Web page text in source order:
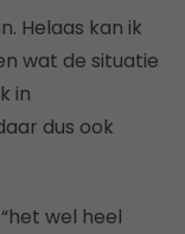
Helaas kan ik
wat de situatie
in
dus ook
wel heel